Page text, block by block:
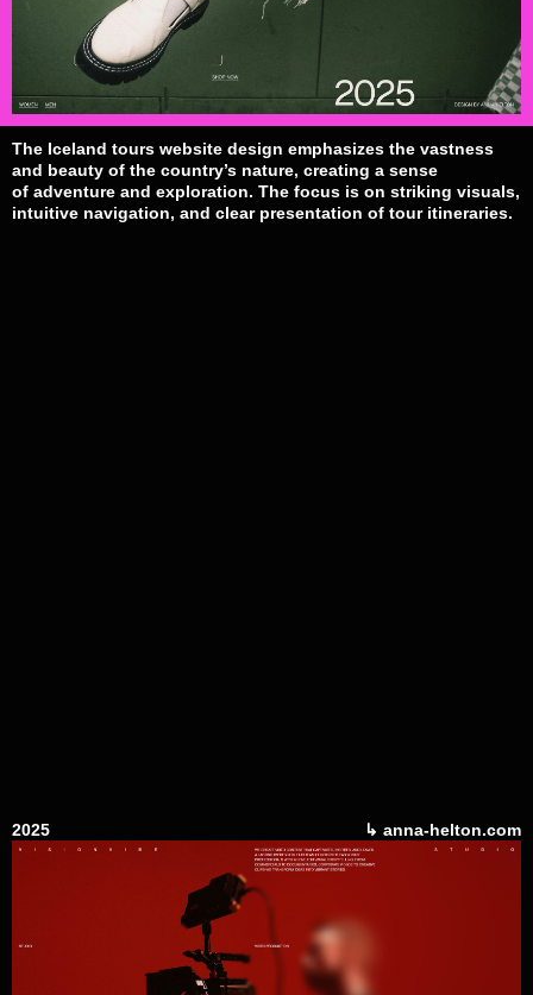
The Iceland tours website design emphasizes the vastness
and beauty of the country’s nature, creating a sense
of adventure and exploration. The focus is on striking visuals,
intuitive navigation, and clear presentation of tour itineraries.
2025 ↳ anna-helton.com